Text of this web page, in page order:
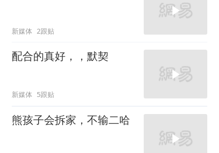
新媒体 2跟贴
配合的真好，，默契
新媒体 5跟贴
熊孩子会拆家，不输二哈